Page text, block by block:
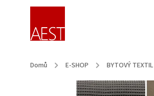
Domů / E-SHOP / BYTOVÝ TEXTIL